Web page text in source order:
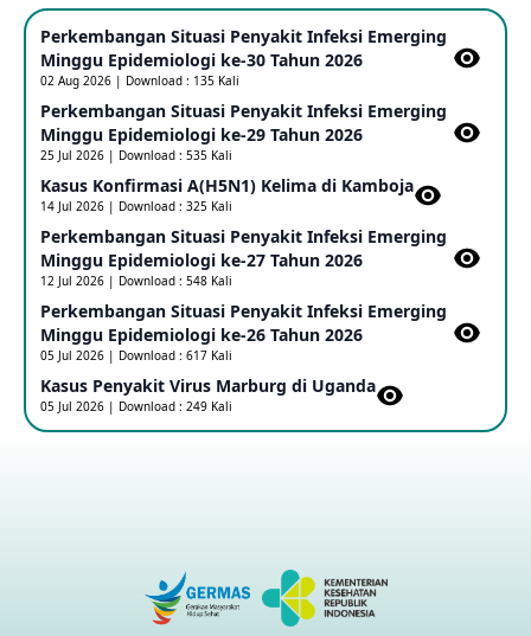
Mpox Clade 1b di Taiwan
25 May 2026
Update Informasi PHEIC Penyakit Ebola
23 May 2026
Penetapan Outbreak Penyakit Ebola di RD Kongo dan
Uganda Sebagai PHEIC
17 May 2026
Outbreak Penyakti Ebola di RD Kongo
16 May 2026
Kasus Konfirmasi A(H5NN6) di Cina
Penyakit virus Hanta di Kapal Pesiar Keberangkatan
Perkembangan Situasi Penyakit Infeksi Emerging
Minggu Epidemiologi ke-30 Tahun 2026
02 Aug 2026 | Download : 135 Kali
Perkembangan Situasi Penyakit Infeksi Emerging
Minggu Epidemiologi ke-29 Tahun 2026
25 Jul 2026 | Download : 535 Kali
Kasus Konfirmasi A(H5N1) Kelima di Kamboja​
14 Jul 2026 | Download : 325 Kali
Perkembangan Situasi Penyakit Infeksi Emerging
Minggu Epidemiologi ke-27 Tahun 2026
12 Jul 2026 | Download : 548 Kali
Perkembangan Situasi Penyakit Infeksi Emerging
Minggu Epidemiologi ke-26 Tahun 2026
05 Jul 2026 | Download : 617 Kali
Kasus Penyakit Virus Marburg di Uganda
05 Jul 2026 | Download : 249 Kali